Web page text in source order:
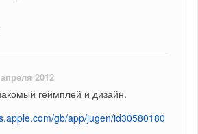
2012
геймплей и дизайн.
gb/app/jugen/id30580180